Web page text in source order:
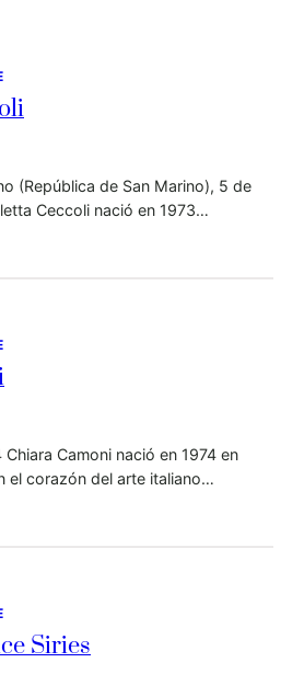
(República de San Marino), 5 de
Ceccoli nació en 1973…
Chiara Camoni nació en 1974 en
el corazón del arte italiano…
Siries